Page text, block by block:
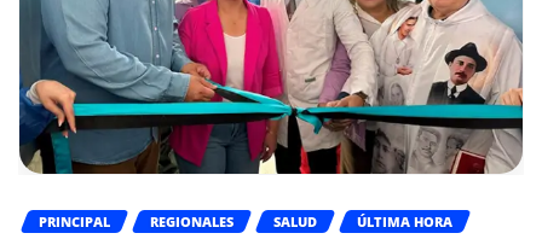
PRINCIPAL REGIONALES SALUD
ÚLTIMA HORA